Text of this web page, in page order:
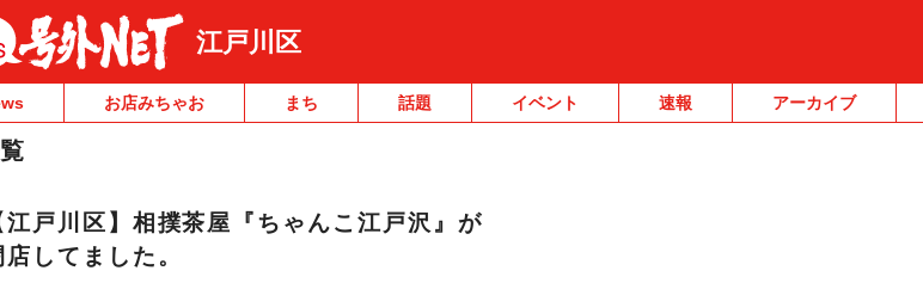
江戸川区
お店みちゃお まち 話題 イベント 速報 アーカイブ
江戸川区】相撲茶屋『ちゃんこ江戸沢』が
店してました。